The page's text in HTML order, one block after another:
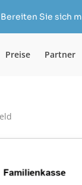
Sie sich
Preise Partner